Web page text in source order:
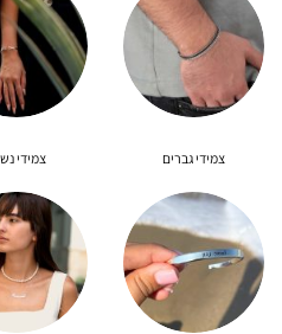
צמידי גברים צמידי